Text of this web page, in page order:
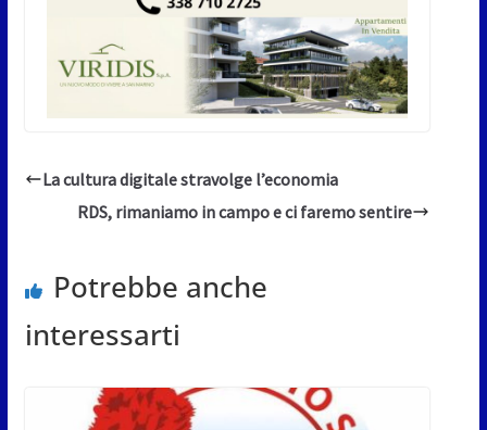
La cultura digitale stravolge l’economia
RDS, rimaniamo in campo e ci faremo sentire
Potrebbe anche
interessarti